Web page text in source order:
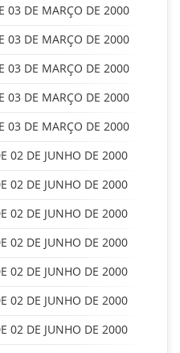
03 DE MARÇO DE 2000
03 DE MARÇO DE 2000
03 DE MARÇO DE 2000
03 DE MARÇO DE 2000
03 DE MARÇO DE 2000
02 DE JUNHO DE 2000
02 DE JUNHO DE 2000
02 DE JUNHO DE 2000
02 DE JUNHO DE 2000
02 DE JUNHO DE 2000
02 DE JUNHO DE 2000
02 DE JUNHO DE 2000